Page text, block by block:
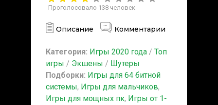
Проголосовало 138 человек
Описание Комментарии
Категория: Игры 2020 года / Топ
игры / Экшены / Шутеры
Подборки: Игры для 64 битной
системы, Игры для мальчиков,
Игры для мощных пк, Игры от 1-